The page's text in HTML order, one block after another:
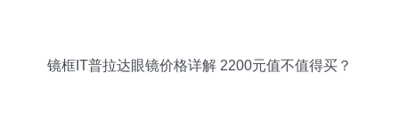
镜框IT普拉达眼镜价格详解 2200元值不值得买？